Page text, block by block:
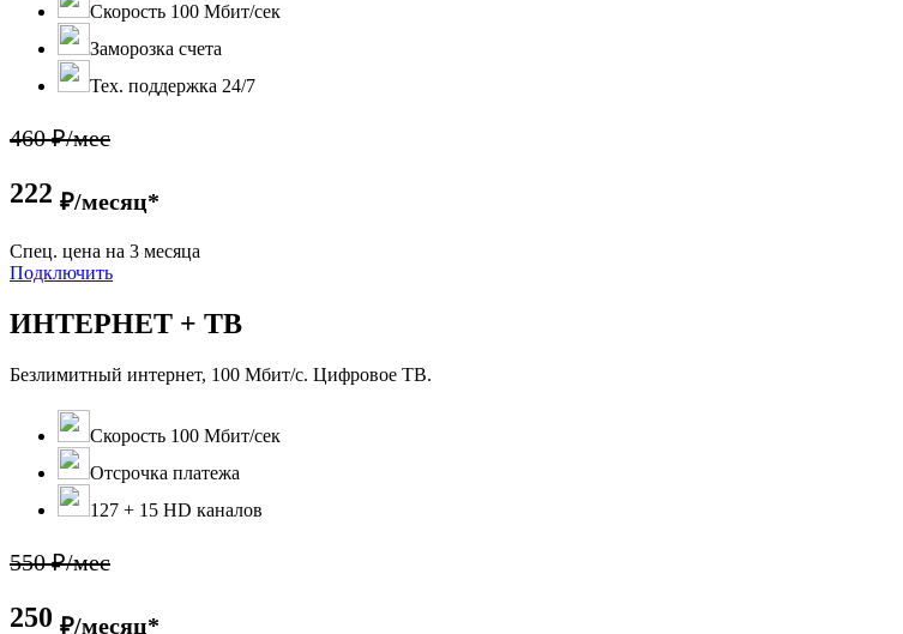
Скорость 100 Мбит/сек
Заморозка счета
Тех. поддержка 24/7
460 ₽/мес
222 ₽/месяц*
Cпец. цена на 3 месяца
Подключить
ИНТЕРНЕТ + ТВ
Безлимитный интернет, 100 Мбит/с. Цифровое ТВ.
Скорость 100 Мбит/сек
Отсрочка платежа
127 + 15 HD каналов
550 ₽/мес
250 ₽/месяц*